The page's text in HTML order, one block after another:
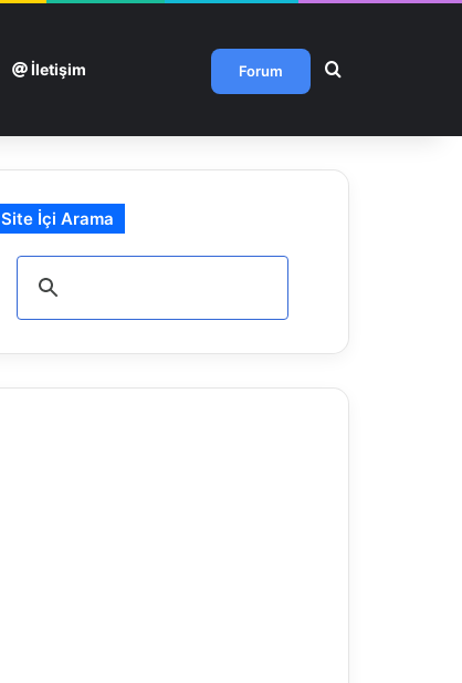
İletişim Forum Arama yap ...
Site İçi Arama